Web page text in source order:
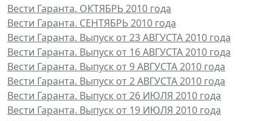
Вести Гаранта. ОКТЯБРЬ 2010 года
Вести Гаранта. СЕНТЯБРЬ 2010 года
Вести Гаранта. Выпуск от 23 АВГУСТА 2010 года
Вести Гаранта. Выпуск от 16 АВГУСТА 2010 года
Вести Гаранта. Выпуск от 9 АВГУСТА 2010 года
Вести Гаранта. Выпуск от 2 АВГУСТА 2010 года
Вести Гаранта. Выпуск от 26 ИЮЛЯ 2010 года
Вести Гаранта. Выпуск от 19 ИЮЛЯ 2010 года